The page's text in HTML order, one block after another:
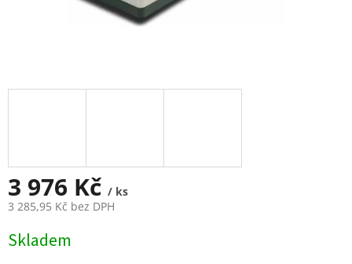
3 976 Kč / ks
3 285,95 Kč bez DPH
cena:
Skladem